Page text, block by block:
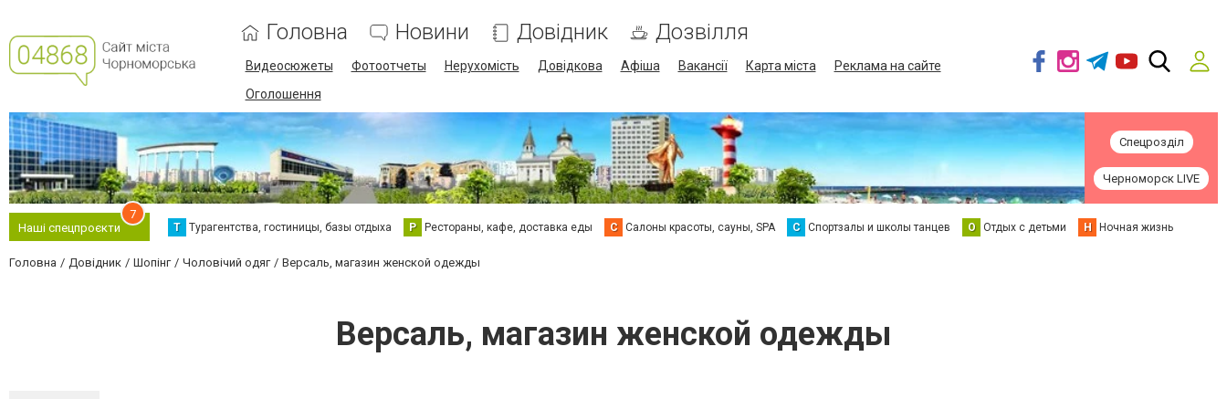
Головна Новини Довідник Дозвілля
Видеосюжеты Фотоотчеты Нерухомість Довідкова Афіша Вакансії Карта міста
Реклама на сайте
Оголошення
Спецрозділ
Черноморск LIVE
Наші спецпроєкти
7
Т Турагентства, гостиницы, базы отдыха Р Рестораны, кафе, доставка еды С Салоны красоты, сауны, SPA С Спортзалы и школы танцев О Отдых с детьми Н Ночная жизнь
Головна Довідник Шопінг Чоловічий одяг Версаль, магазин женской одежды
Версаль, магазин женской одежды